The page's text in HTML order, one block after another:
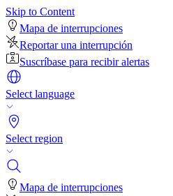
Skip to Content
Mapa de interrupciones
Reportar una interrupción
Suscríbase para recibir alertas
Select language
Select region
Mapa de interrupciones